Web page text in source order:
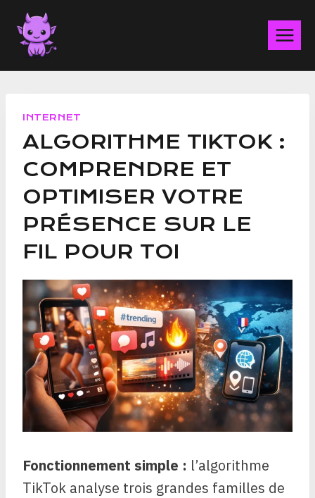
Aller
contenu
INTERNET
ALGORITHME TIKTOK :
COMPRENDRE ET
OPTIMISER VOTRE
PRÉSENCE SUR LE
FIL POUR TOI
Fonctionnement simple : l’algorithme
TikTok analyse trois grandes familles de